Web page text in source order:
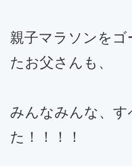
親子マラソンを
たお父さんも、
みんなみんな、
た！！！！